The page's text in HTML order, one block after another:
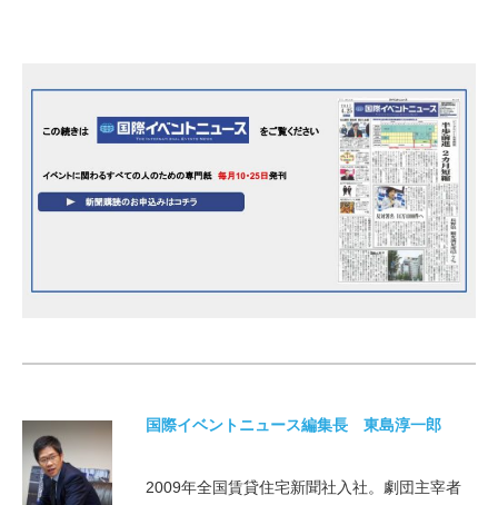
国際イベントニュース編集長 東島淳一郎
2009年全国賃貸住宅新聞社入社。劇団主宰者